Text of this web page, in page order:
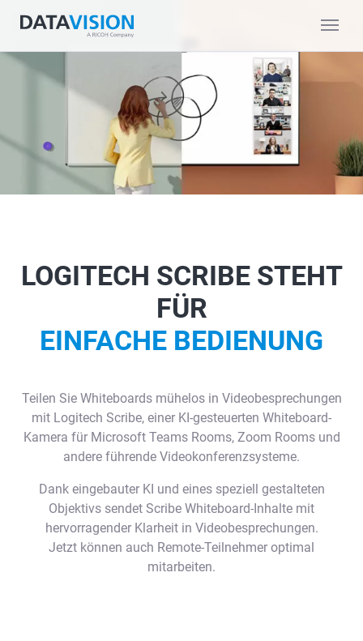
LOGITECH SCRIBE STEHT
FÜR
EINFACHE BEDIENUNG
Teilen Sie Whiteboards mühelos in Videobesprechungen
mit Logitech Scribe, einer KI-gesteuerten Whiteboard-
Kamera für Microsoft Teams Rooms, Zoom Rooms und
andere führende Videokonferenzsysteme.
Dank eingebauter KI und eines speziell gestalteten
Objektivs sendet Scribe Whiteboard-Inhalte mit
hervorragender Klarheit in Videobesprechungen.
Jetzt können auch Remote-Teilnehmer optimal
mitarbeiten.